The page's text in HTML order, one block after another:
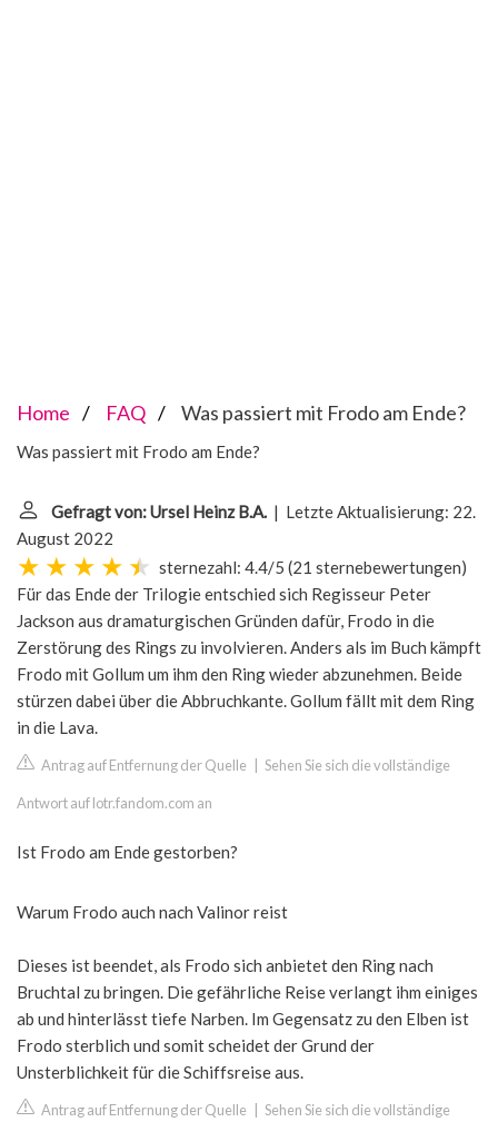
Home FAQ Was passiert mit Frodo am Ende?
Was passiert mit Frodo am Ende?
Gefragt von: Ursel Heinz B.A. | Letzte Aktualisierung: 22.
August 2022
sternezahl: 4.4/5 (21 sternebewertungen)
Für das Ende der Trilogie entschied sich Regisseur Peter
Jackson aus dramaturgischen Gründen dafür, Frodo in die
Zerstörung des Rings zu involvieren. Anders als im Buch kämpft
Frodo mit Gollum um ihm den Ring wieder abzunehmen. Beide
stürzen dabei über die Abbruchkante. Gollum fällt mit dem Ring
in die Lava.
Antrag auf Entfernung der Quelle Sehen Sie sich die vollständige
Antwort auf lotr.fandom.com an
Ist Frodo am Ende gestorben?
Warum Frodo auch nach Valinor reist
Dieses ist beendet, als Frodo sich anbietet den Ring nach
Bruchtal zu bringen. Die gefährliche Reise verlangt ihm einiges
ab und hinterlässt tiefe Narben. Im Gegensatz zu den Elben ist
Frodo sterblich und somit scheidet der Grund der
Unsterblichkeit für die Schiffsreise aus.
Antrag auf Entfernung der Quelle Sehen Sie sich die vollständige